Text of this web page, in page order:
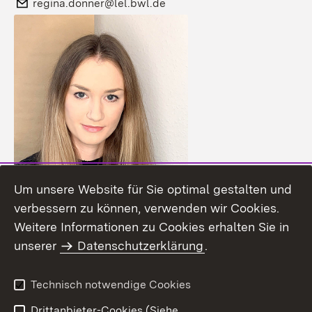
E-Mail:
regina.donner@lel.bwl.de
Lisa Bonfirraro
Verpflegung in Landeskantinen, Hochschulen
Um unsere Website für Sie optimal gestalten und
verbessern zu können, verwenden wir Cookies.
Weitere Informationen zu Cookies erhalten Sie in
unserer
Datenschutzerklärung.
Technisch notwendige Cookies